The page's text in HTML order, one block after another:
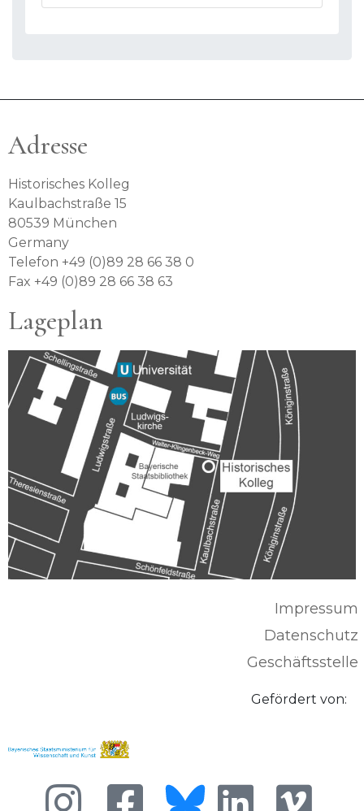
Adresse
Historisches Kolleg
Kaulbachstraße 15
80539 München
Germany
Telefon +49 (0)89 28 66 38 0
Fax +49 (0)89 28 66 38 63
Lageplan
Impressum
Datenschutz
Geschäftsstelle
Gefördert von: